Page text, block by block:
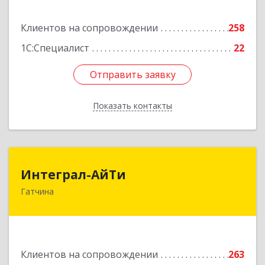
Клиентов на сопровождении
258
1С:Специалист
22
Отправить заявку
Показать контакты
Подробнее
Отправить заявку
Назад
Интеграл-АйТи
Гатчина
Клиентов на сопровождении
263
188300, Ленинградская обл, Гатчинский р-н,
Подробнее